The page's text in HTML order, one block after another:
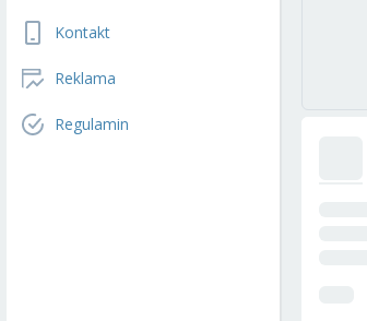
Kontakt
Reklama
Regulamin